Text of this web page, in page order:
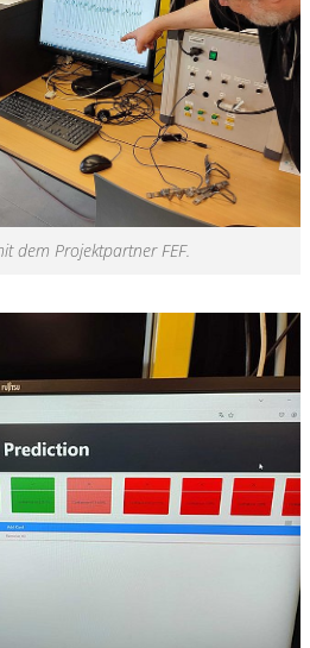
dem Projektpartner FEF.